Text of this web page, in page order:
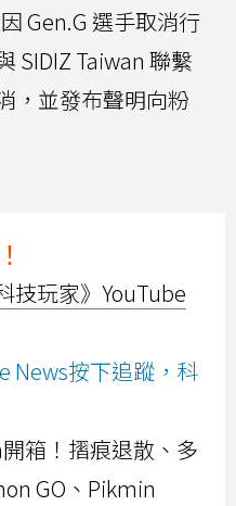
Gen.G 選手取消行
SIDIZ Taiwan 聯繫
，並發布聲明向粉
技玩家》YouTube
News按下追蹤，科
箱！摺痕退散、多
GO、Pikmin